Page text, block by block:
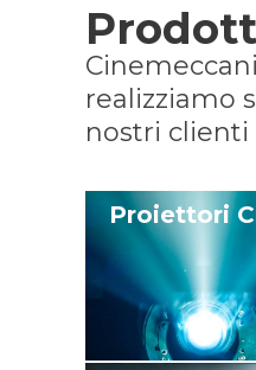
realizziamo
nostri clienti
Proiettori